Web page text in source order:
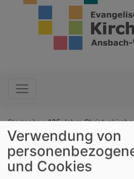
Hauptnavigation
Startseite 125 Jahre
Verwendung von
und Cookies